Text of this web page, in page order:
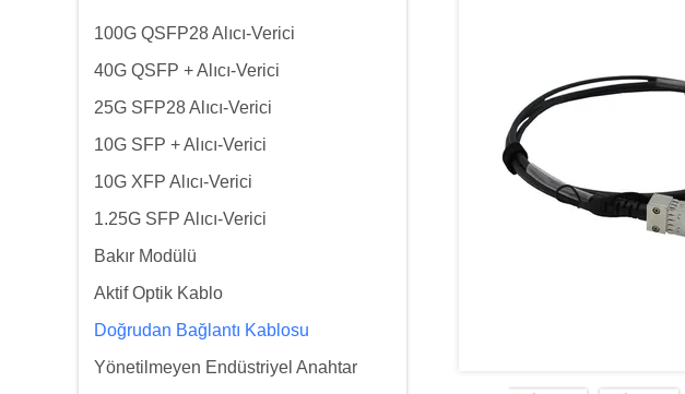
100G QSFP28 Alıcı-Verici
40G QSFP + Alıcı-Verici
25G SFP28 Alıcı-Verici
10G SFP + Alıcı-Verici
10G XFP Alıcı-Verici
1.25G SFP Alıcı-Verici
Bakır Modülü
Aktif Optik Kablo
Doğrudan Bağlantı Kablosu
Yönetilmeyen Endüstriyel Anahtar